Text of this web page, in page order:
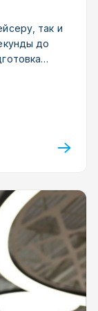
так и
до
Sprint и
сезона CDA
команды